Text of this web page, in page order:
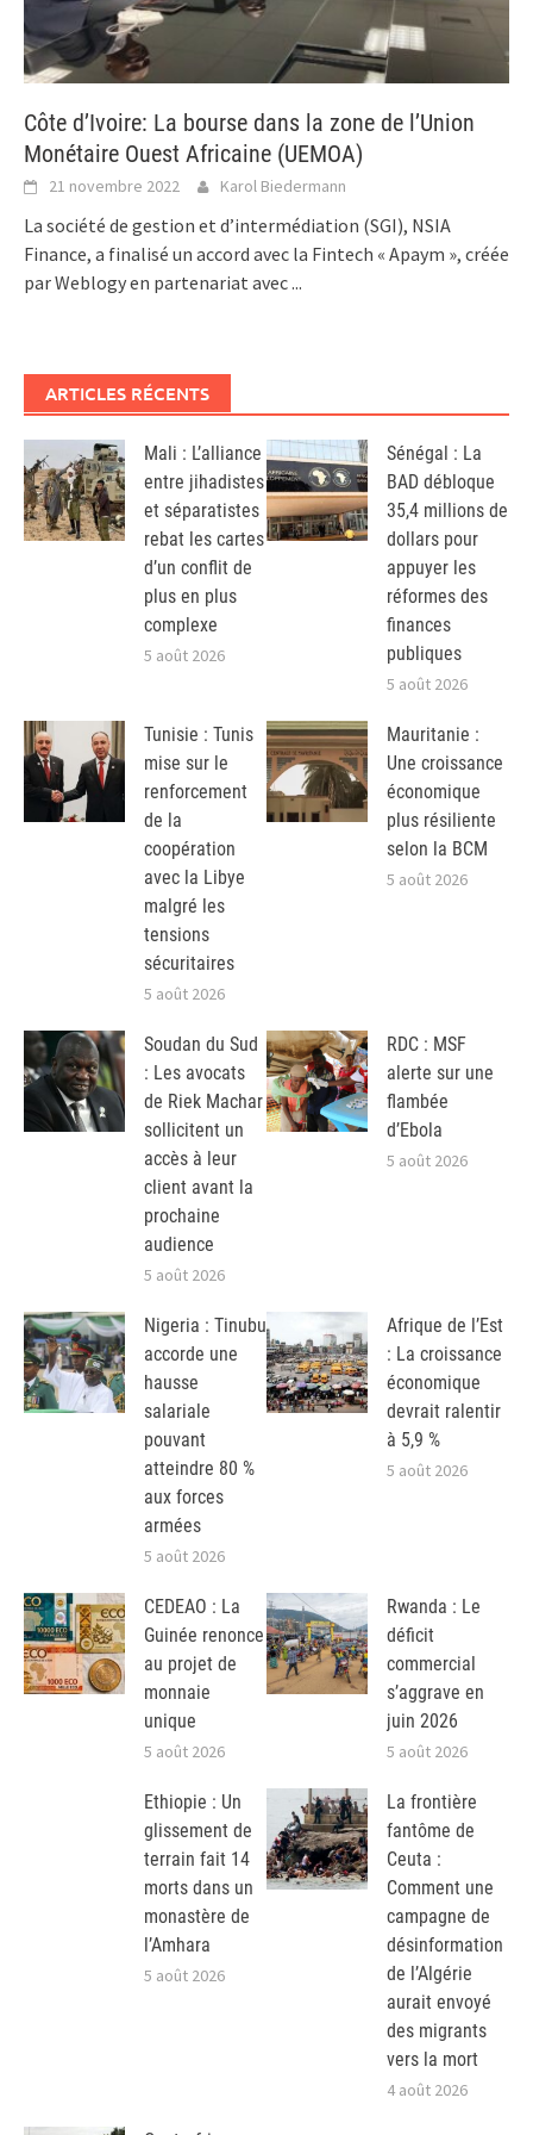
Côte d’Ivoire: La bourse dans la zone de l’Union
Monétaire Ouest Africaine (UEMOA)
21 novembre 2022 Karol Biedermann
La société de gestion et d’intermédiation (SGI), NSIA
Finance, a finalisé un accord avec la Fintech « Apaym », créée
par Weblogy en partenariat avec...
ARTICLES RÉCENTS
Mali : L’alliance
entre jihadistes
et séparatistes
rebat les cartes
d’un conflit de
plus en plus
complexe
5 août 2026
Sénégal : La
BAD débloque
35,4 millions de
dollars pour
appuyer les
réformes des
finances
publiques
5 août 2026
Tunisie : Tunis
mise sur le
renforcement
de la
coopération
avec la Libye
malgré les
tensions
sécuritaires
5 août 2026
Mauritanie :
Une croissance
économique
plus résiliente
selon la BCM
5 août 2026
Soudan du Sud
: Les avocats
de Riek Machar
sollicitent un
accès à leur
client avant la
prochaine
audience
5 août 2026
RDC : MSF
alerte sur une
flambée
d’Ebola
5 août 2026
Nigeria : Tinubu
accorde une
hausse
salariale
pouvant
atteindre 80 %
aux forces
armées
5 août 2026
Afrique de l’Est
: La croissance
économique
devrait ralentir
à 5,9 %
5 août 2026
CEDEAO : La
Guinée renonce
au projet de
monnaie
unique
5 août 2026
Rwanda : Le
déficit
commercial
s’aggrave en
juin 2026
5 août 2026
Ethiopie : Un
glissement de
terrain fait 14
morts dans un
monastère de
l’Amhara
5 août 2026
La frontière
fantôme de
Ceuta :
Comment une
campagne de
désinformation
de l’Algérie
aurait envoyé
des migrants
vers la mort
4 août 2026